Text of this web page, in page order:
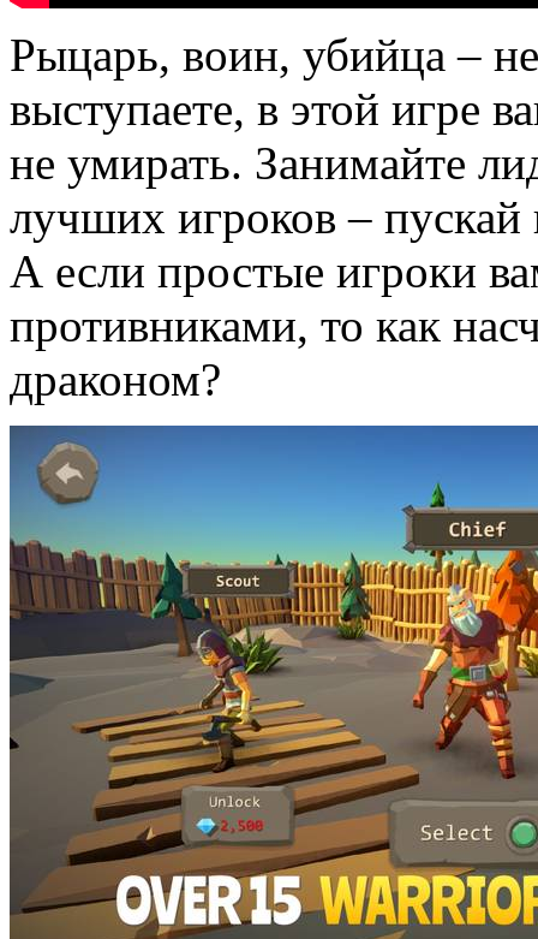
Рыцарь, воин, убийца –
выступаете, в этой игре
не умирать. Занимайте
лучших игроков – пускай
А если простые игроки
противниками, то как
драконом?